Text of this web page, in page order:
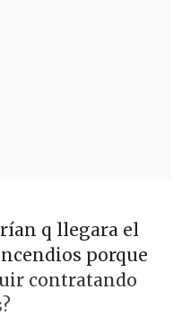
q llegara el
porque
contratando